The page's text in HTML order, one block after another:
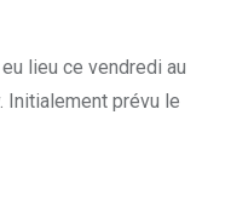
lieu ce vendredi au
Initialement prévu le